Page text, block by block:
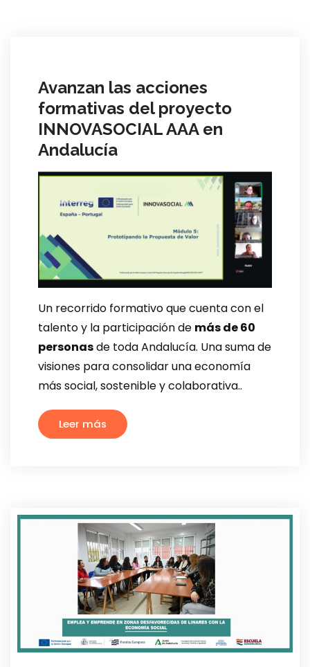
Avanzan las acciones
formativas del proyecto
INNOVASOCIAL AAA en
Andalucía
Un recorrido formativo que cuenta con el
talento y la participación de más de 60
personasde toda Andalucía. Una suma de
visiones para consolidar una economía
más social, sostenible y colaborativa..
Leer más